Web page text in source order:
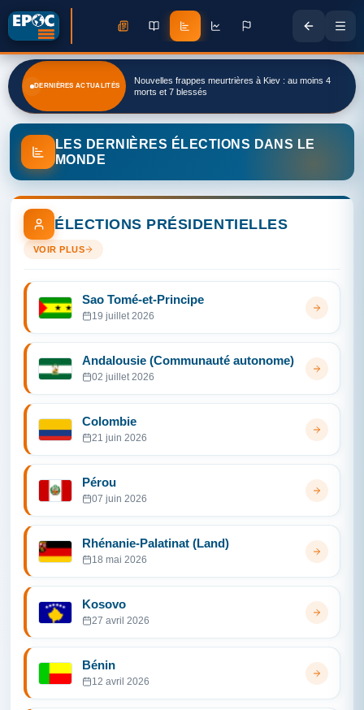
DERNIÈRES ACTUALITÉS
Nouvelles frappes meurtrières à Kiev : au moins 4
morts et 7 blessés
LES DERNIÈRES ÉLECTIONS DANS LE
MONDE
ÉLECTIONS PRÉSIDENTIELLES
VOIR PLUS
Sao Tomé-et-Principe
19 juillet 2026
Andalousie (Communauté autonome)
02 juillet 2026
Colombie
21 juin 2026
Pérou
07 juin 2026
Rhénanie-Palatinat (Land)
18 mai 2026
Kosovo
27 avril 2026
Bénin
12 avril 2026